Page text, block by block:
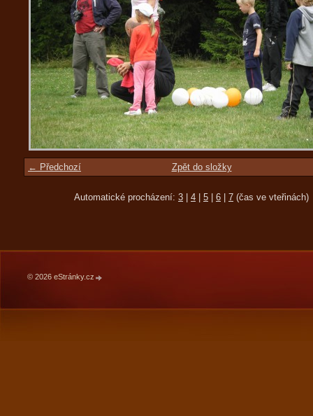
← Předchozí Zpět do složky
Automatické procházení: 3 4 5 6 7 (čas ve vteřinách)
© 2026 eStránky.cz